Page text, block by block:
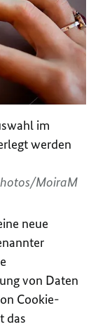
im
werden
MoiraM
neue
von Daten
Cookie-
das